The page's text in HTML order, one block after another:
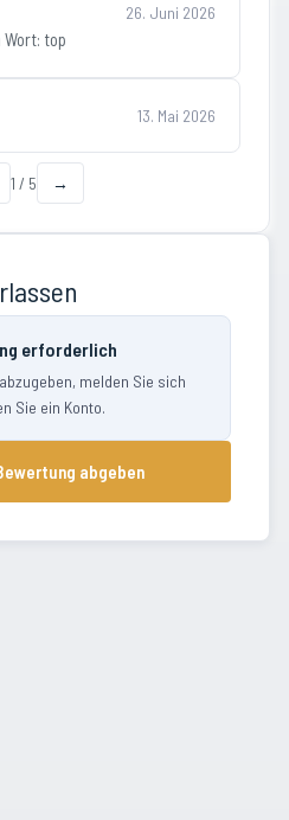
26. Juni 2026
Wort: top
13. Mai 2026
1 / 5 →
erforderlich
melden Sie sich
Sie ein Konto.
abgeben